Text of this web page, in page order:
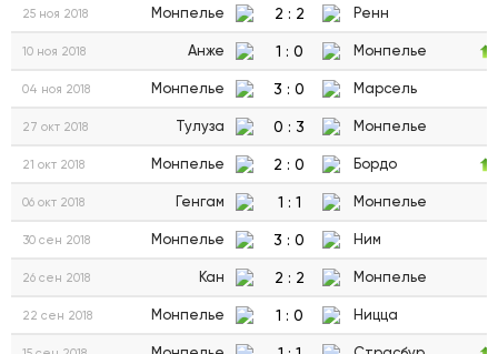
25 ноя 2018 Монпелье 2 : 2 Ренн
10 ноя 2018 Анже 1 : 0 Монпелье
04 ноя 2018 Монпелье 3 : 0 Марсель
27 окт 2018 Тулуза 0 : 3 Монпелье
21 окт 2018 Монпелье 2 : 0 Бордо
06 окт 2018 Генгам 1 : 1 Монпелье
30 сен 2018 Монпелье 3 : 0 Ним
26 сен 2018 Кан 2 : 2 Монпелье
22 сен 2018 Монпелье 1 : 0 Ницца